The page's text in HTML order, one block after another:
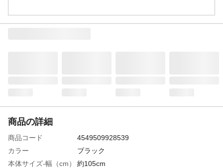
商品の詳細
商品コード
4549509928539
カラー
ブラック
本体サイズ-幅（cm）
約105cm